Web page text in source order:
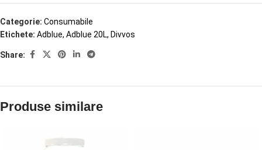
Categorie: Consumabile
Etichete: Adblue, Adblue 20L, Divvos
Share:
Produse similare